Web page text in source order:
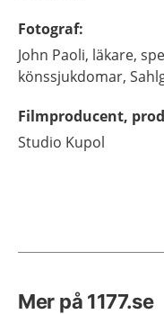
Fotograf:
John Paoli, läkare,
könssjukdomar,
Filmproducent,
Studio Kupol
Mer på 1177.se